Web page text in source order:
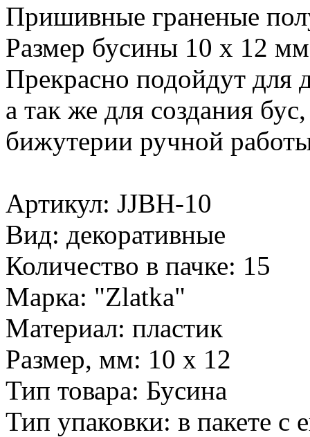
Пришивные граненые
Размер бусины 10 x 12
Прекрасно подойдут для
а так же для создания
бижутерии ручной
Артикул: JJBH-10
Вид: декоративные
Количество в пачке: 15
Марка: "Zlatka"
Материал: пластик
Размер, мм: 10 x 12
Тип товара: Бусина
Тип упаковки: в пакете с